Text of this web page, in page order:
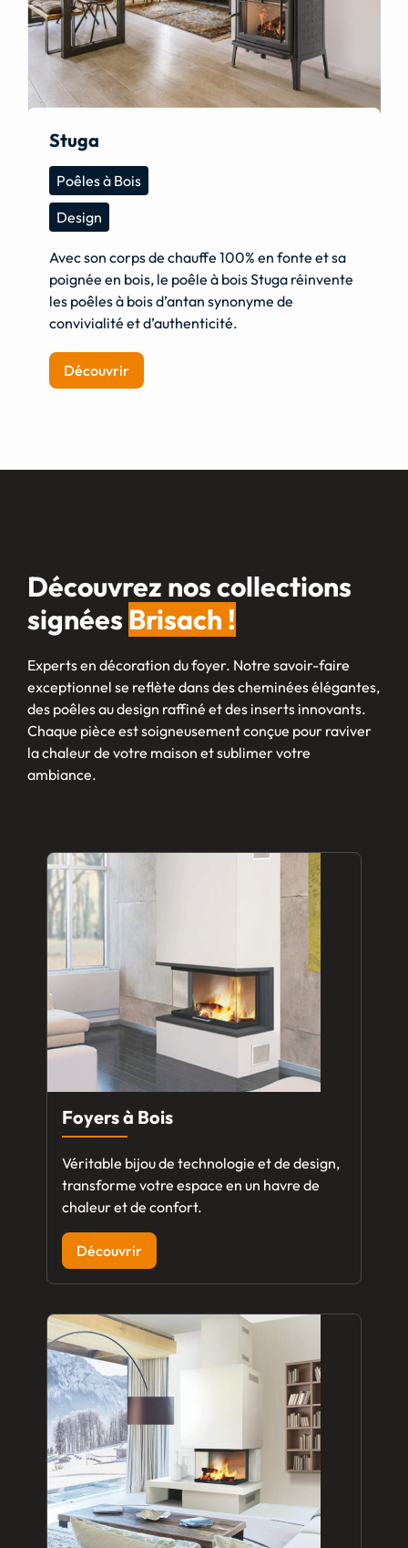
Stuga
Poêles à Bois
Design
Avec son corps de chauffe 100% en fonte et sa
poignée en bois, le poêle à bois Stuga réinvente
les poêles à bois d’antan synonyme de
convivialité et d’authenticité.
Découvrir
Découvrez nos collections
signées Brisach !
Experts en décoration du foyer. Notre savoir-faire
exceptionnel se reflète dans des cheminées élégantes,
des poêles au design raffiné et des inserts innovants.
Chaque pièce est soigneusement conçue pour raviver
la chaleur de votre maison et sublimer votre
ambiance.
Foyers à Bois
Véritable bijou de technologie et de design,
transforme votre espace en un havre de
chaleur et de confort.
Découvrir